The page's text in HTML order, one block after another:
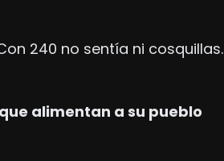
240 no sentía ni cosquillas.
alimentan a su pueblo